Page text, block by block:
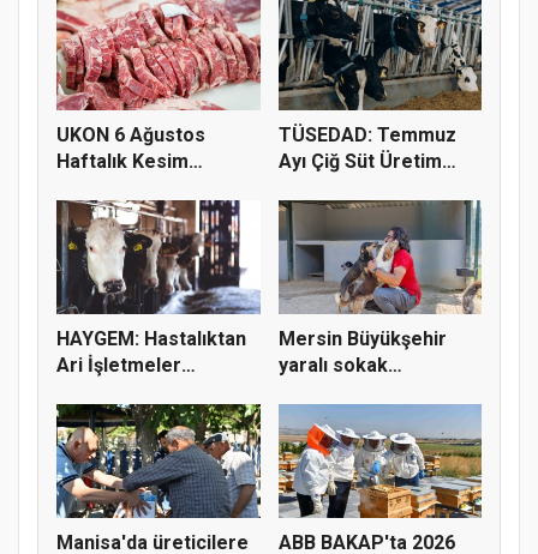
UKON 6 Ağustos
Haftalık Kesim
TÜSEDAD: Temmuz
Ayı Çiğ Süt Üretim
HAYGEM: Hastalıktan
Ari İşletmeler
Mersin Büyükşehir
yaralı sokak
Manisa'da üreticilere
ABB BAKAP'ta 2026